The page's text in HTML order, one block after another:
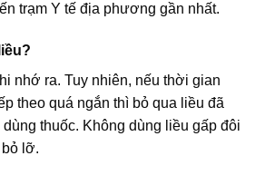
trạm Y tế địa phương gần nhất.
nhớ ra. Tuy nhiên, nếu thời gian
theo quá ngắn thì bỏ qua liều đã
thuốc. Không dùng liều gấp đôi
lỡ.